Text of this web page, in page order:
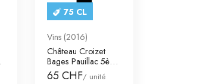
75 CL
Vins (2016)
Château Croizet
Bages Pauillac 5ème
Cru Classé
65 CHF/ unité